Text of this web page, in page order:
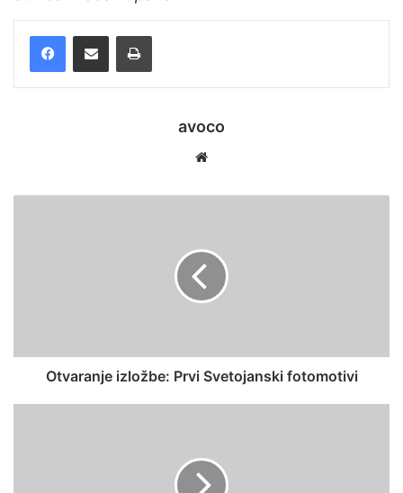
avoco
te
Otvaranje izložbe: Prvi Svetojanski fotomotivi